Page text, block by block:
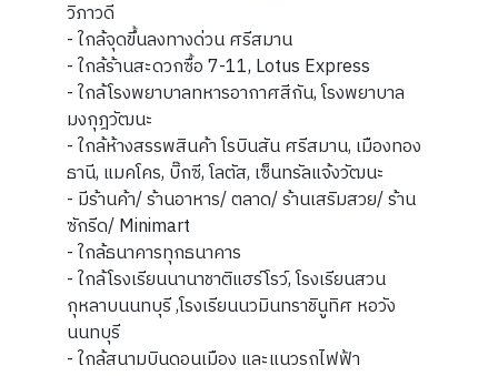
วิภาวดี
- ใกล้จุดขึ้นลงทางด่วน ศรีสมาน
- ใกล้ร้านสะดวกซื้อ 7-11, Lotus Express
- ใกล้โรงพยาบาลทหารอากาศสีกัน, โรงพยาบาล
มงกุฎวัฒนะ
- ใกล้ห้างสรรพสินค้า โรบินสัน ศรีสมาน, เมืองทอง
ธานี, แมคโคร, บิ๊กซี, โลตัส, เซ็นทรัลแจ้งวัฒนะ
- มีร้านค้า/ ร้านอาหาร/ ตลาด/ ร้านเสริมสวย/ ร้าน
ซักรีด/ Minimart
- ใกล้ธนาคารทุกธนาคาร
- ใกล้โรงเรียนนานาชาติแฮร์โรว์, โรงเรียนสวน
กุหลาบนนทบุรี ,โรงเรียนนวมินทราชินูทิศ หอวัง
นนทบุรี
- ใกล้สนามบินดอนเมือง และแนวรถไฟฟ้า